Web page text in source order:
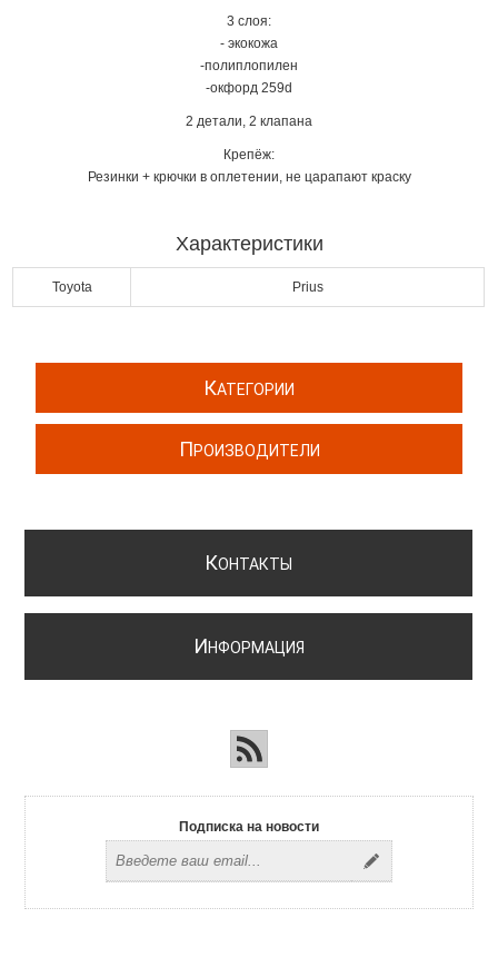
3 слоя:
- экокожа
-полиплопилен
-окфорд 259d
2 детали, 2 клапана
Крепёж:
Резинки + крючки в оплетении, не царапают краску
Характеристики
Toyota Prius
КАТЕГОРИИ
ПРОИЗВОДИТЕЛИ
КОНТАКТЫ
ИНФОРМАЦИЯ
Подписка на новости